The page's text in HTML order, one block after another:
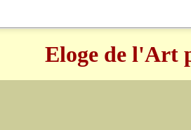
Eloge de l'Art